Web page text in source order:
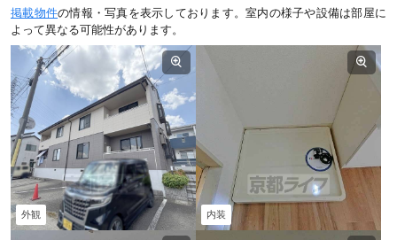
掲載物件の情報・写真を表示しております。室内の様子や設備は部屋に
よって異なる可能性があります。
外観 内装